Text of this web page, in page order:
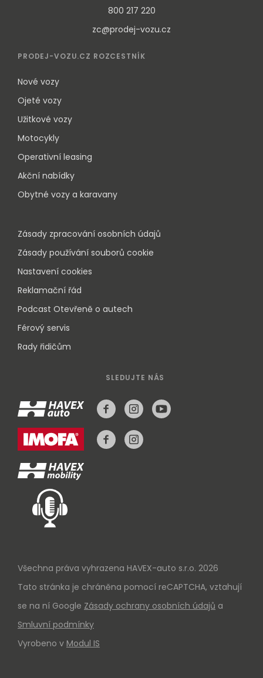
800 217 220
zc@prodej-vozu.cz
PRODEJ-VOZU.CZ ROZCESTNÍK
Nové vozy
Ojeté vozy
Užitkové vozy
Motocykly
Operativní leasing
Akční nabídky
Obytné vozy a karavany
Zásady zpracování osobních údajů
Zásady používání souborů cookie
Nastavení cookies
Reklamační řád
Podcast Otevřeně o autech
Férový servis
Rady řidičům
SLEDUJTE NÁS
Všechna práva vyhrazena HAVEX-auto s.r.o. 2026
Tato stránka je chráněna pomocí reCAPTCHA, vztahují
se na ní Google Zásady ochrany osobních údajů a
Smluvní podmínky
Vyrobeno v Modul IS